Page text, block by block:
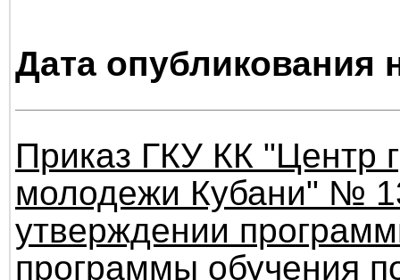
Дата опубликования
Приказ ГКУ КК "Центр
молодежи Кубани" №
утверждении
программы обучения